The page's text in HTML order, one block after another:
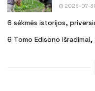
2026-07-
6 sėkmės istorijos,
6 Tomo Edisono